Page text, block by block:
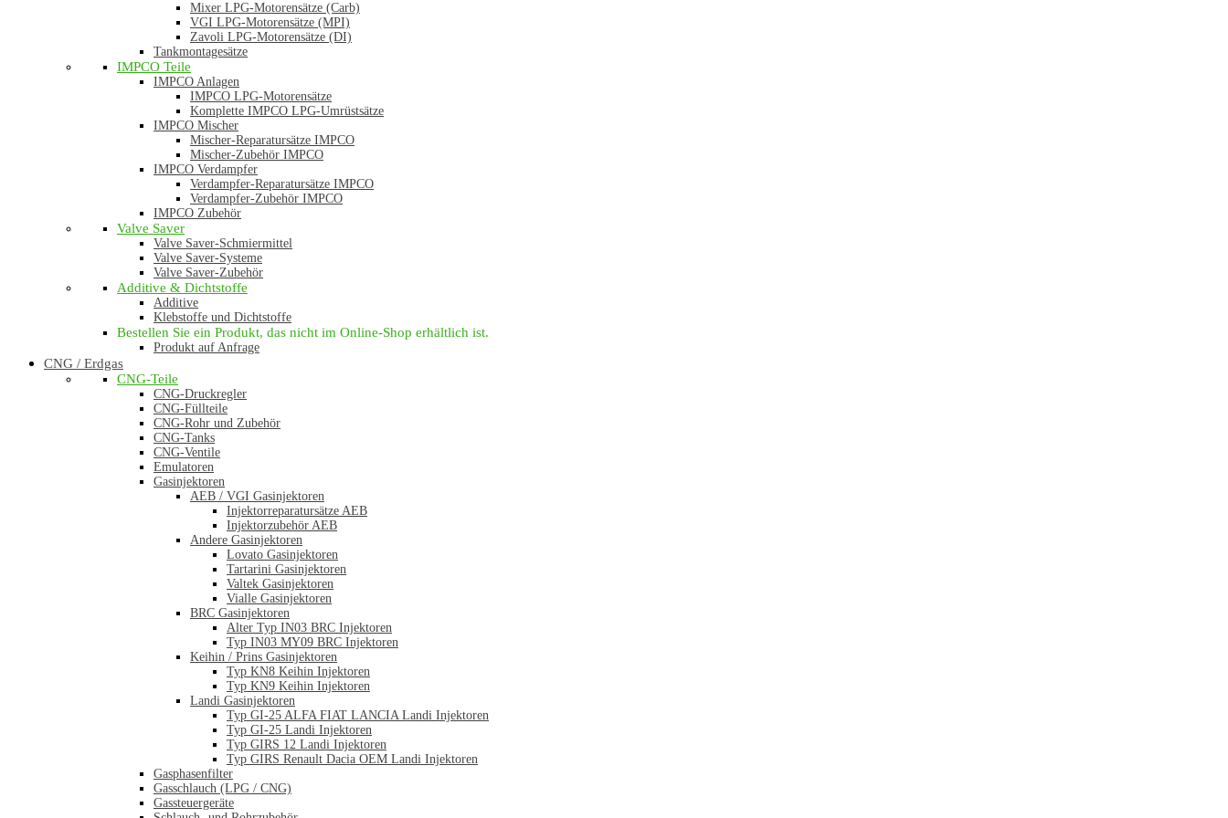
Mixer LPG-Motorensätze (Carb)
VGI LPG-Motorensätze (MPI)
Zavoli LPG-Motorensätze (DI)
Tankmontagesätze
IMPCO Teile
IMPCO Anlagen
IMPCO LPG-Motorensätze
Komplette IMPCO LPG-Umrüstsätze
IMPCO Mischer
Mischer-Reparatursätze IMPCO
Mischer-Zubehör IMPCO
IMPCO Verdampfer
Verdampfer-Reparatursätze IMPCO
Verdampfer-Zubehör IMPCO
IMPCO Zubehör
Valve Saver
Valve Saver-Schmiermittel
Valve Saver-Systeme
Valve Saver-Zubehör
Additive & Dichtstoffe
Additive
Klebstoffe und Dichtstoffe
Bestellen Sie ein Produkt, das nicht im Online-Shop erhältlich ist.
Produkt auf Anfrage
CNG / Erdgas
CNG-Teile
CNG-Druckregler
CNG-Füllteile
CNG-Rohr und Zubehör
CNG-Tanks
CNG-Ventile
Emulatoren
Gasinjektoren
AEB / VGI Gasinjektoren
Injektorreparatursätze AEB
Injektorzubehör AEB
Andere Gasinjektoren
Lovato Gasinjektoren
Tartarini Gasinjektoren
Valtek Gasinjektoren
Vialle Gasinjektoren
BRC Gasinjektoren
Alter Typ IN03 BRC Injektoren
Typ IN03 MY09 BRC Injektoren
Keihin / Prins Gasinjektoren
Typ KN8 Keihin Injektoren
Typ KN9 Keihin Injektoren
Landi Gasinjektoren
Typ GI-25 ALFA FIAT LANCIA Landi Injektoren
Typ GI-25 Landi Injektoren
Typ GIRS 12 Landi Injektoren
Typ GIRS Renault Dacia OEM Landi Injektoren
Gasphasenfilter
Gasschlauch (LPG / CNG)
Gassteuergeräte